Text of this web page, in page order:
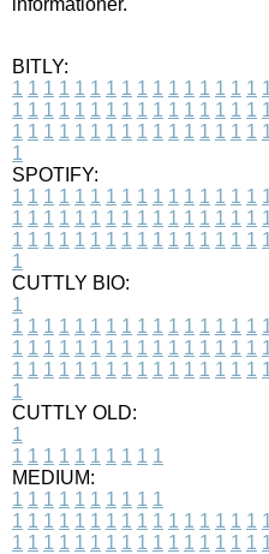
BITLY:
1 1 1 1 1 1 1 1 1 1 1 1 1 1 1 1
1 1 1 1 1 1 1 1 1 1 1 1 1 1 1 1
1 1 1 1 1 1 1 1 1 1 1 1 1 1 1 1
1
SPOTIFY:
1 1 1 1 1 1 1 1 1 1 1 1 1 1 1 1
1 1 1 1 1 1 1 1 1 1 1 1 1 1 1 1
1 1 1 1 1 1 1 1 1 1 1 1 1 1 1 1
1
CUTTLY BIO:
1
1 1 1 1 1 1 1 1 1 1 1 1 1 1 1 1
1 1 1 1 1 1 1 1 1 1 1 1 1 1 1 1
1 1 1 1 1 1 1 1 1 1 1 1 1 1 1 1
1
CUTTLY OLD:
1
1 1 1 1 1 1 1 1 1 1
MEDIUM:
1 1 1 1 1 1 1 1 1 1
1 1 1 1 1 1 1 1 1 1 1 1 1 1 1 1
1 1 1 1 1 1 1 1 1 1 1 1 1 1 1 1